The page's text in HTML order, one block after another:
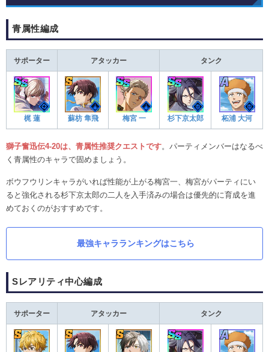
青属性編成
サポーター アタッカー タンク
梶 蓮 蘇枋 隼飛 梅宮 一 杉下京太郎 柘浦 大河
獅子奮迅伝4-20は、青属性推奨クエストです。パーティメンバーはなるべ
く青属性のキャラで固めましょう。
ボウフウリンキャラがいれば性能が上がる梅宮一、梅宮がパーティにい
ると強化される杉下京太郎の二人を入手済みの場合は優先的に育成を進
めておくのがおすすめです。
最強キャラランキングはこちら
Sレアリティ中心編成
サポーター アタッカー タンク